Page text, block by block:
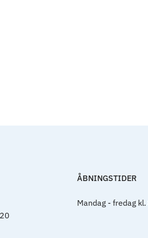
ÅBNINGSTIDER
Mandag - fredag